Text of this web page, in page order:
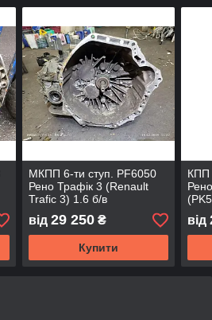
МКПП 6-ти ступ. PF6050
Рено Трафік 3 (Renault
Trafic 3) 1.6 б/в
від 29 250₴
Купити
КПП
від